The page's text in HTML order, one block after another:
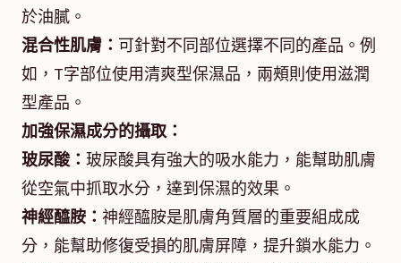
於油膩。
混合性肌膚： 可針對不同部位選擇不同的產品。例
如，T字部位使用清爽型保濕品，兩頰則使用滋潤
型產品。
加強保濕成分的攝取：
玻尿酸： 玻尿酸具有強大的吸水能力，能幫助肌膚
從空氣中抓取水分，達到保濕的效果。
神經醯胺： 神經醯胺是肌膚角質層的重要組成成
分，能幫助修復受損的肌膚屏障，提升鎖水能力。